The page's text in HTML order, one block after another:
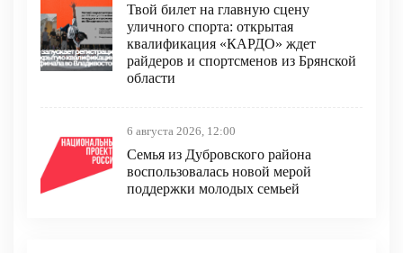
Твой билет на главную сцену
уличного спорта: открытая
квалификация «КАРДО» ждет
райдеров и спортсменов из Брянской
области
6 августа 2026, 12:00
Семья из Дубровского района
воспользовалась новой мерой
поддержки молодых семьей